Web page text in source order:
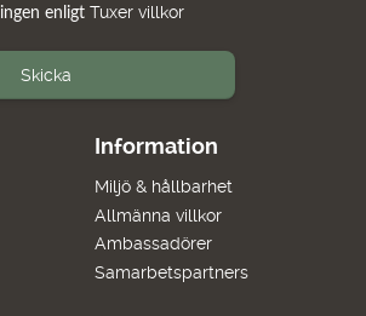
Information
Miljö & hållbarhet
Allmänna villkor
Ambassadörer
Samarbetspartners
enligt Tuxer villkor
Skicka